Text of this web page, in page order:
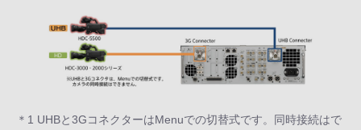
＊1 UHBと3GコネクターはMenuでの切替式です。同時接続はで